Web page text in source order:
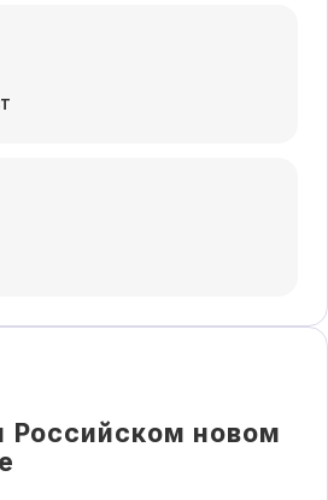
Российском новом